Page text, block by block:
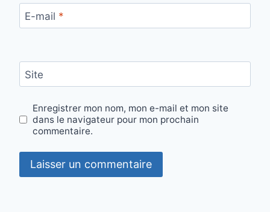
E-mail *
Site
Enregistrer mon nom, mon e-mail et mon site
dans le navigateur pour mon prochain
commentaire.